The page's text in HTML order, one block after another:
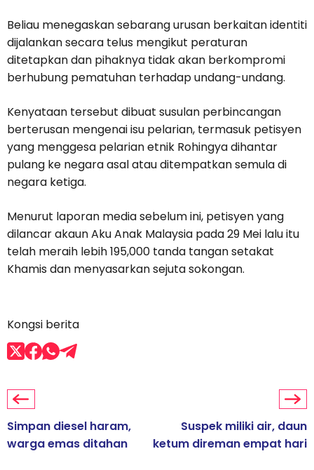
Beliau menegaskan sebarang urusan berkaitan identiti
dijalankan secara telus mengikut peraturan
ditetapkan dan pihaknya tidak akan berkompromi
berhubung pematuhan terhadap undang-undang.
Kenyataan tersebut dibuat susulan perbincangan
berterusan mengenai isu pelarian, termasuk petisyen
yang menggesa pelarian etnik Rohingya dihantar
pulang ke negara asal atau ditempatkan semula di
negara ketiga.
Menurut laporan media sebelum ini, petisyen yang
dilancar akaun Aku Anak Malaysia pada 29 Mei lalu itu
telah meraih lebih 195,000 tanda tangan setakat
Khamis dan menyasarkan sejuta sokongan.
Kongsi berita
Simpan diesel haram,
warga emas ditahan
Suspek miliki air, daun
ketum direman empat hari